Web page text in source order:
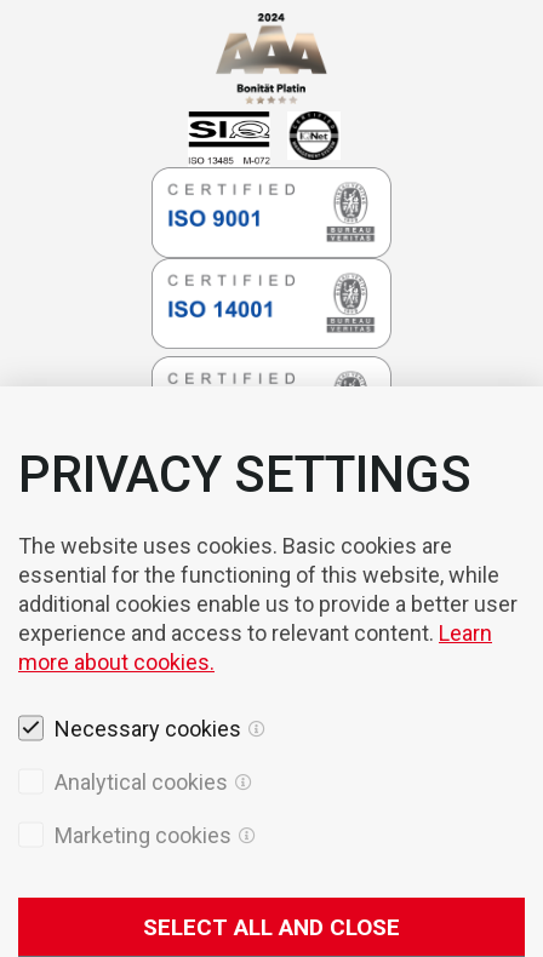
PRIVACY SETTINGS
The website uses cookies. Basic cookies are
essential for the functioning of this website, while
additional cookies enable us to provide a better user
experience and access to relevant content. Learn
more about cookies.
Necessary cookies
Analytical cookies
Marketing cookies
SELECT ALL AND CLOSE